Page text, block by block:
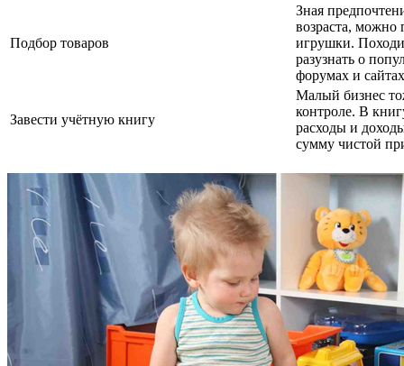
Подбор товаров
Зная
возраста, можно
игрушки.
разузнать о
форумах и сайтах
Завести учётную книгу
Малый бизнес
контроле. В
расходы и
сумму чистой